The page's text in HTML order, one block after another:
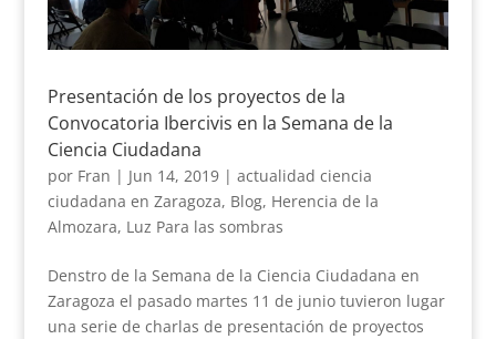
Presentación de los proyectos de la
Convocatoria Ibercivis en la Semana de la
Ciencia Ciudadana
por Fran | Jun 14, 2019| actualidad ciencia
ciudadana en Zaragoza, Blog, Herencia de la
Almozara, Luz Para las sombras
Denstro de la Semana de la Ciencia Ciudadana en
Zaragoza el pasado martes 11 de junio tuvieron lugar
una serie de charlas de presentación de proyectos